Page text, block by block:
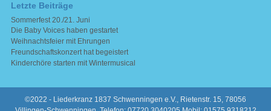
Letzte Beiträge
Sommerfest 20./21. Juni
Die Baby Voices haben gestartet
Weihnachtsfeier mit Ehrungen
Freundschaftskonzert hat begeistert
Kinderchöre starten mit Wintermusical
©2022 - Liederkranz 1837 Schwenningen e.V., Rietenstr. 15, 78056